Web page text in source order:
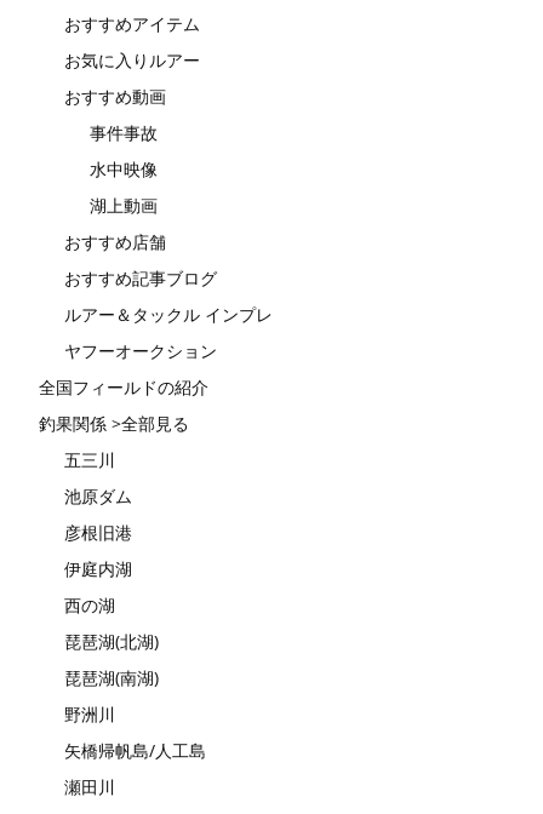
おすすめアイテム
お気に入りルアー
おすすめ動画
事件事故
水中映像
湖上動画
おすすめ店舗
おすすめ記事ブログ
ルアー＆タックル インプレ
ヤフーオークション
全国フィールドの紹介
釣果関係 >全部見る
五三川
池原ダム
彦根旧港
伊庭内湖
西の湖
琵琶湖(北湖)
琵琶湖(南湖)
野洲川
矢橋帰帆島/人工島
瀬田川